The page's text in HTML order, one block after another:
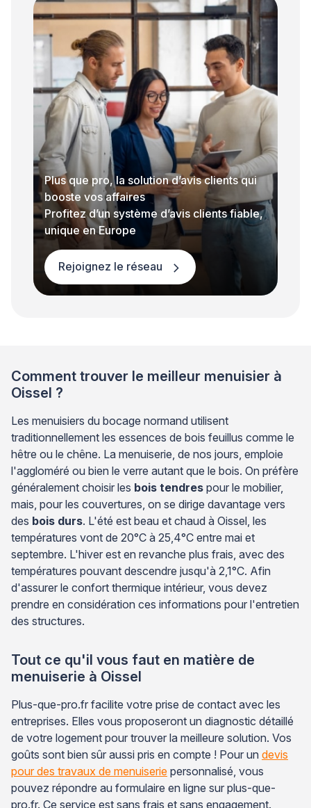
Plus que pro, la solution d’avis clients qui
booste vos affaires
Profitez d’un système d’avis clients fiable,
unique en Europe
Rejoignez le réseau
Comment trouver le meilleur menuisier à
Oissel ?
Les menuisiers du bocage normand utilisent
traditionnellement les essences de bois feuillus comme le
hêtre ou le chêne. La menuiserie, de nos jours, emploie
l'aggloméré ou bien le verre autant que le bois. On préfère
généralement choisir les bois tendres pour le mobilier,
mais, pour les couvertures, on se dirige davantage vers
des bois durs. L'été est beau et chaud à Oissel, les
températures vont de 20°C à 25,4°C entre mai et
septembre. L'hiver est en revanche plus frais, avec des
températures pouvant descendre jusqu'à 2,1°C. Afin
d'assurer le confort thermique intérieur, vous devez
prendre en considération ces informations pour l'entretien
des structures.
Tout ce qu'il vous faut en matière de
menuiserie à Oissel
Plus-que-pro.fr facilite votre prise de contact avec les
entreprises. Elles vous proposeront un diagnostic détaillé
de votre logement pour trouver la meilleure solution. Vos
goûts sont bien sûr aussi pris en compte ! Pour un devis
pour des travaux de menuiserie personnalisé, vous
pouvez répondre au formulaire en ligne sur plus-que-
pro.fr. Ce service est sans frais et sans engagement.